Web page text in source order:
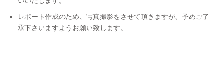
レポート作成のため、写真撮影をさせて頂きますが、予めご了
承下さいますようお願い致します。